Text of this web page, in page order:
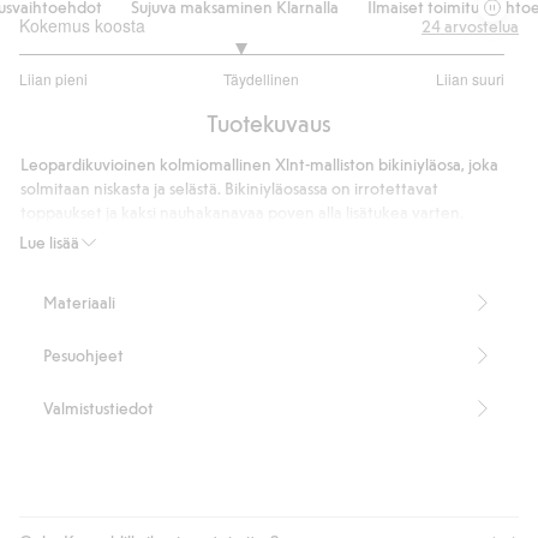
Sujuva maksaminen Klarnalla Ilmaiset
Kokemus koosta
Liian pieni Täydellinen Liian suuri
/
ääneen
24arvostelua
Tuotekuvaus
Lue lisää
Leopardikuvioinen kolmiomallinen Xlnt-malliston bikiniyläosa, joka
solmitaan niskasta ja selästä. Bikiniyläosassa on irrotettavat
Irrotettavat toppaukset
Sisältää 78 % kierrätettyä polyamidia.
Kierrätettyä polyamidia sisältävä sekoitekangas
Materiaali
Pesuohjeet
Valmistustiedot